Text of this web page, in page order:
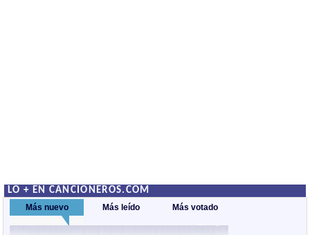
LO + EN CANCIONEROS.COM
Más nuevo Más leído Más votado